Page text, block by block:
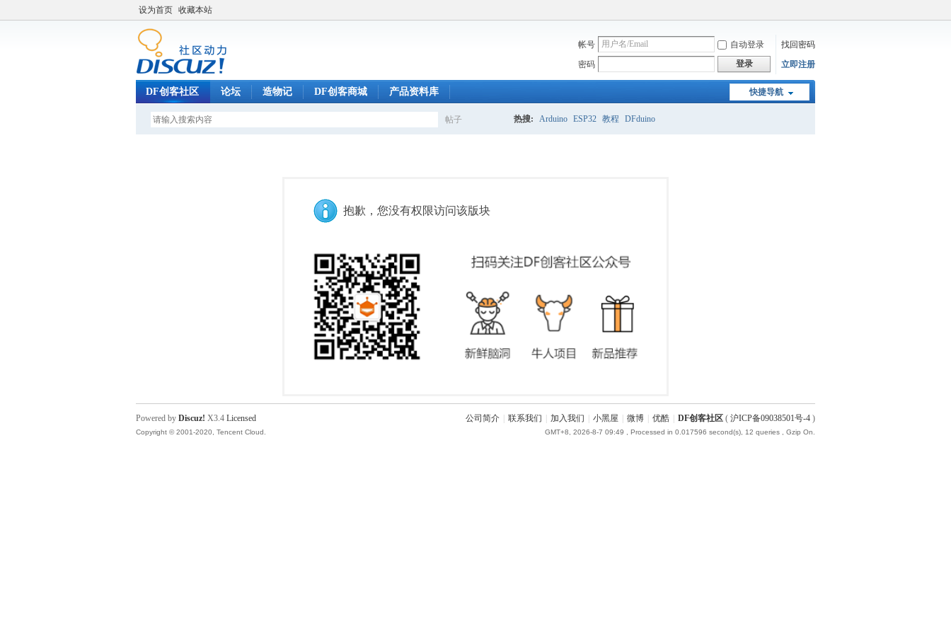
设为首页 收藏本站
帐号 自动登录
找回密码
密码
登录 立即注册
快捷导航
DF创客社区 论坛 造物记 DF创客商城 产品资料库
帖子 热搜: Arduino ESP32 教程 DFduino
抱歉，您没有权限访问该版块
公司简介 联系我们 加入我们 小黑屋 微博 优酷 DF创客社区 ( 沪ICP备09038501号-4 )
GMT+8, 2026-8-7 09:49 , Processed in 0.017596 second(s), 12 queries , Gzip On.
Powered by Discuz! X3.4 Licensed
Copyright © 2001-2020, Tencent Cloud.